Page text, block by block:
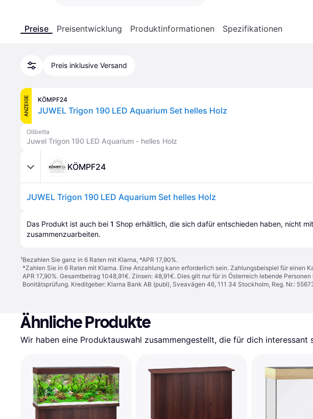
Preise Preisentwicklung Produktinformationen Spezifikationen
Preis inklusive Versand
ANZEIGE KÖMPF24
JUWEL Trigon 190 LED Aquarium Set helles Holz
Olibetta
Juwel Trigon 190 LED Aquarium - helles Holz
KÖMPF24
JUWEL Trigon 190 LED Aquarium Set helles Holz
Das Produkt ist auch bei 1 Shop erhältlich, die sich dafür entschieden haben, nicht
zusammenzuarbeiten.
¹Bezahlen Sie ganz in 6 Raten mit Klarna, *APR 17,90%.
*Zahlen Sie in 6 Raten mit Klarna. Eine Anzahlung kann erforderlich sein. Zahlungsbeispiel für
APR 17,90%. Gesamtbetrag 1048,91€. Zinsen: 48,91€. Dies gilt nur für in Österreich lebende
Bonitätsprüfung. Kreditgeber: Klarna Bank AB (publ), Sveavägen 46, 111 34 Stockholm, Reg. Nr.:
Ähnliche Produkte
Wir haben eine Produktauswahl zusammengestellt, die für dich interessant